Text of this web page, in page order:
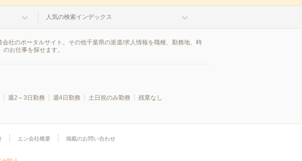
人気の検索インデックス
社のポータルサイト。その他千葉県の派遣/求人情報を職種、勤務地、時
お仕事を探せます。
週2～3日勤務 週4日勤務 土日祝のみ勤務
残業なし
エン会社概要 掲載のお問い合わせ